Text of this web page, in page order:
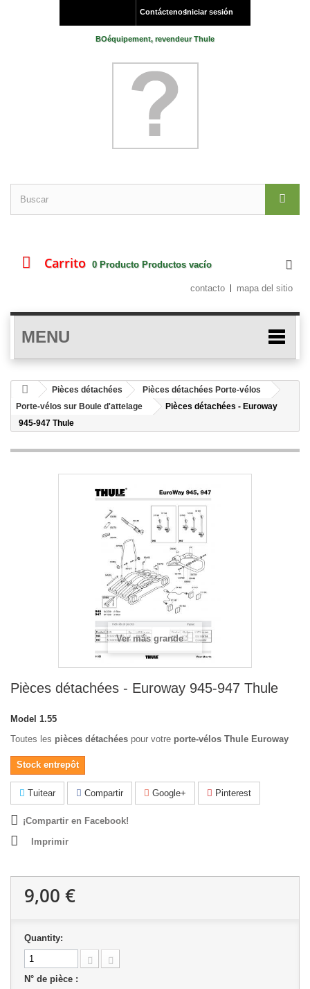
Iniciar sesión
Contáctenos
BOéquipement, revendeur Thule
Carrito 0 Producto Productos vacío
contacto mapa del sitio
MENU
Pièces détachées
Pièces détachées Porte-vélos
Porte-vélos sur Boule d'attelage
Pièces détachées - Euroway
945-947 Thule
Ver más grande
Pièces détachées - Euroway 945-947 Thule
Model 1.55
Toutes les pièces détachées pour votre porte-vélos Thule Euroway
Stock entrepôt
Tuitear Compartir Google+ Pinterest
¡Compartir en Facebook!
Imprimir
9,00 €
Quantity:
N° de pièce :